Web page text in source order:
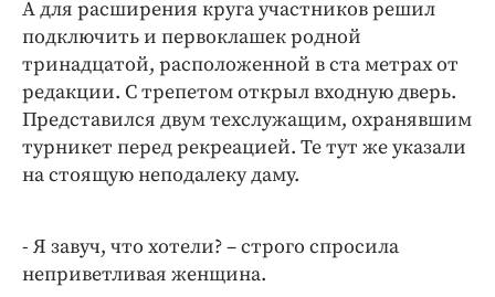
А для расширения круга участников решил
подключить и первоклашек родной
тринадцатой, расположенной в ста метрах от
редакции. С трепетом открыл входную дверь.
Представился двум техслужащим, охранявшим
турникет перед рекреацией. Те тут же указали
на стоящую неподалеку даму.
- Я завуч, что хотели? – строго спросила
неприветливая женщина.